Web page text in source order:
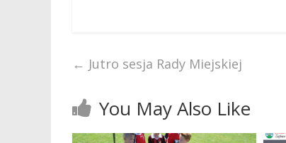
← Jutro sesja Rady Miejskiej
You May Also Like